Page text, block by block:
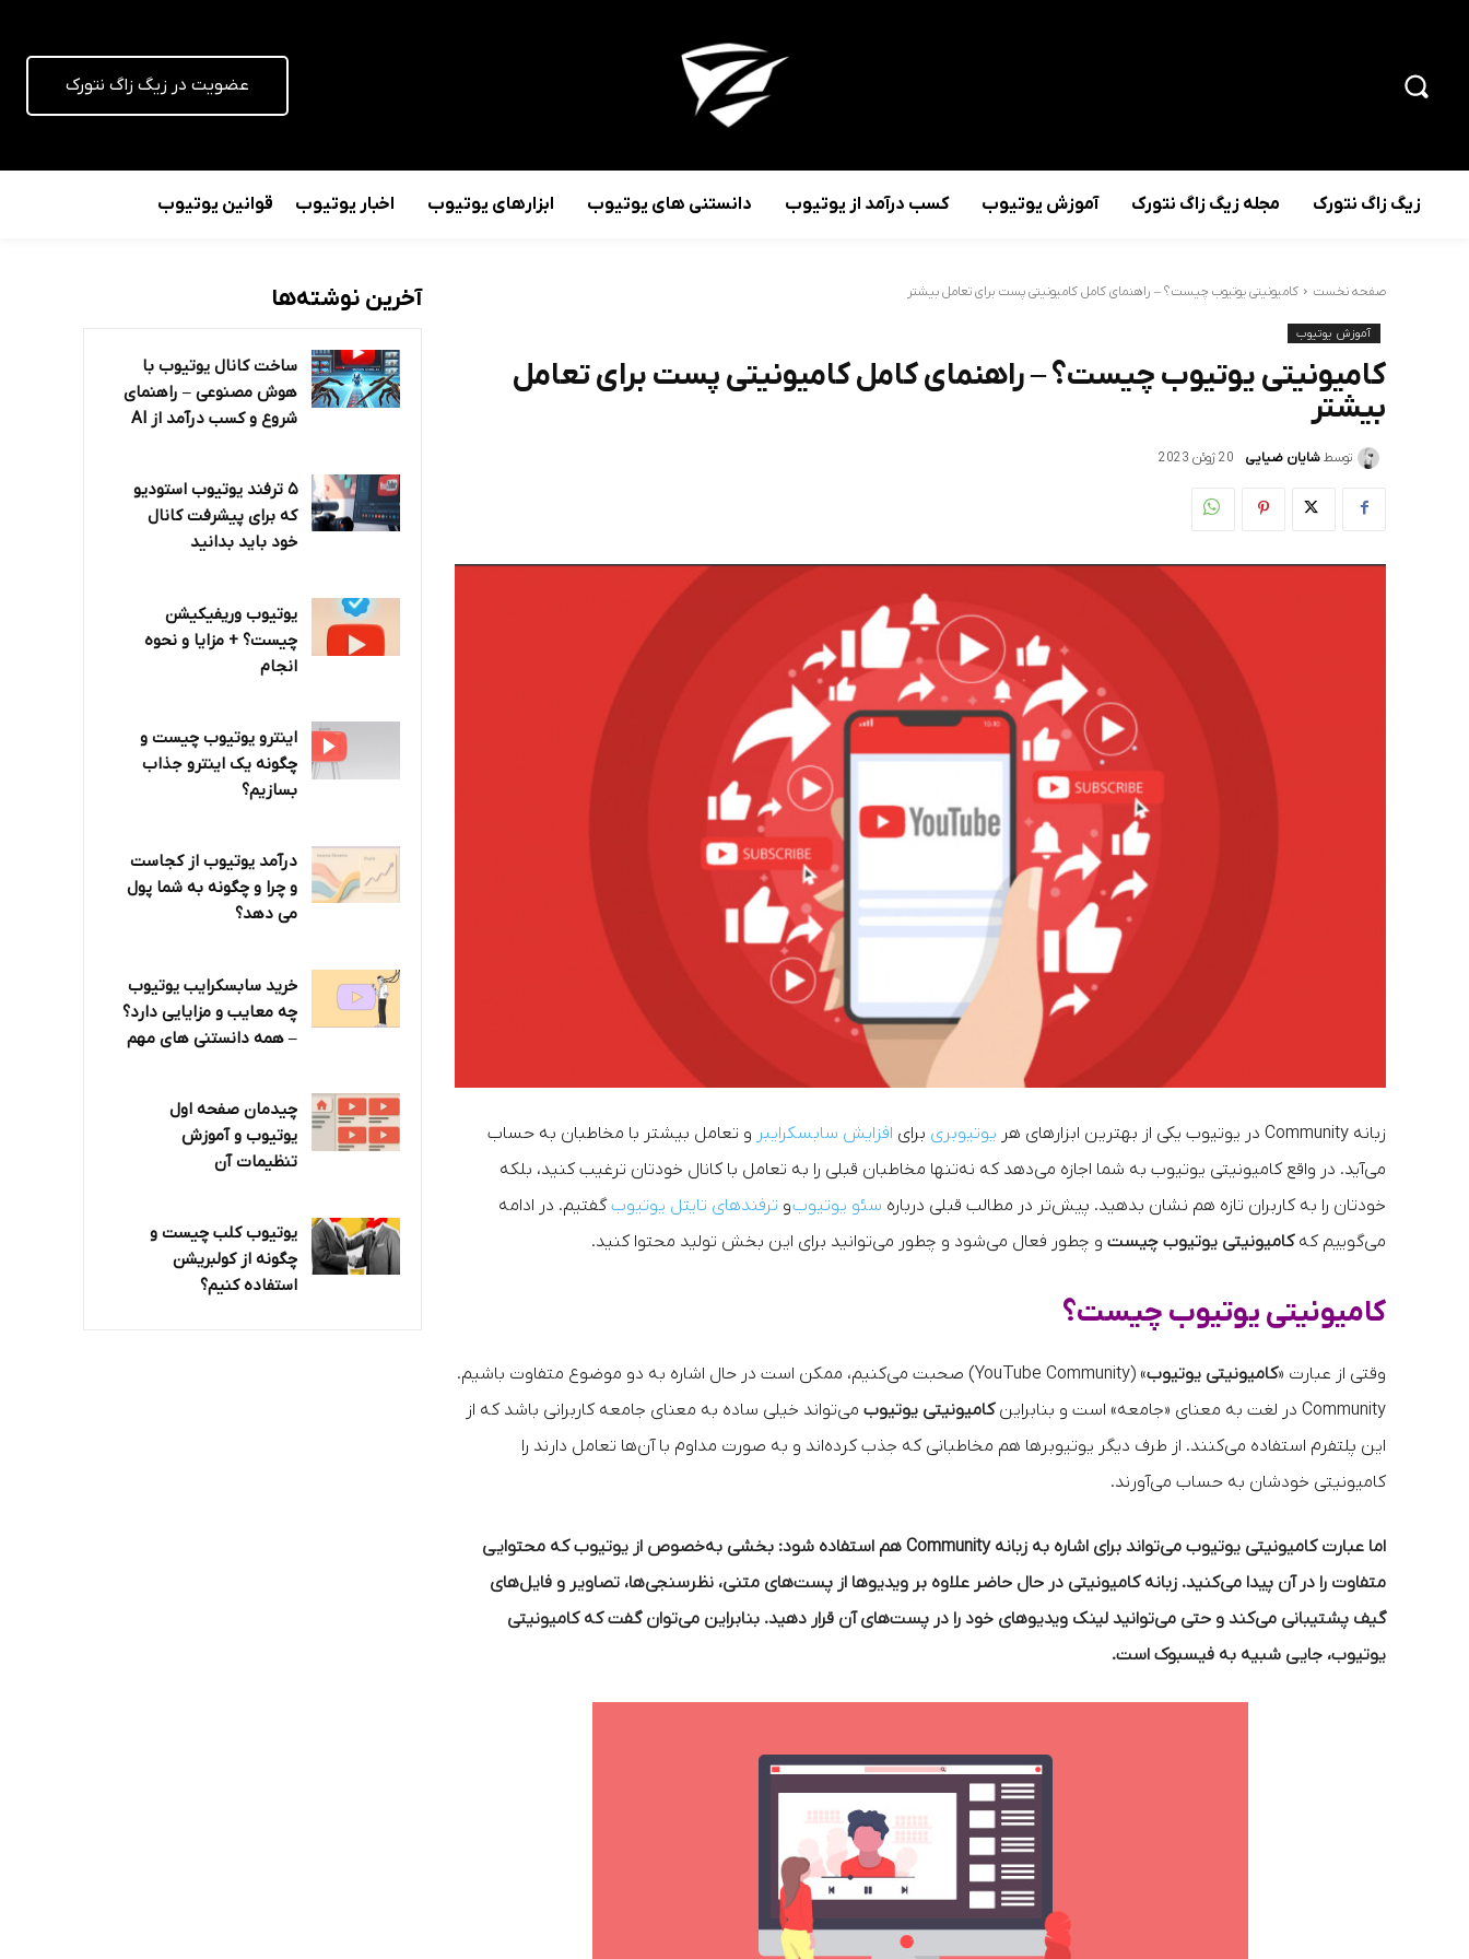
عضویت در زیگ زاگ نتورک
زیگ زاگ نتورک مجله زیگ زاگ نتورک آموزش یوتیوب کسب درآمد از یوتیوب دانستنی های یوتیوب ابزارهای یوتیوب اخبار یوتیوب قوانین یوتیوب
آخرین نوشته‌ها
ساخت کانال یوتیوب با
هوش مصنوعی – راهنمای
شروع و کسب درآمد از AI
۵ ترفند یوتیوب استودیو
که برای پیشرفت کانال
خود باید بدانید
یوتیوب وریفیکیشن
چیست؟ + مزایا و نحوه
انجام
اینترو یوتیوب چیست و
چگونه یک اینترو جذاب
بسازیم؟
درآمد یوتیوب از کجاست
و چرا و چگونه به شما پول
می دهد؟
خرید سابسکرایب یوتیوب
چه معایب و مزایایی دارد؟‌
– همه دانستنی های مهم
چیدمان صفحه اول
یوتیوب و آموزش
تنظیمات آن
یوتیوب کلب چیست و
چگونه از کولبریشن
استفاده کنیم؟
صفحه نخست کامیونیتی یوتیوب چیست؟ – راهنمای کامل کامیونیتی پست برای تعامل بیشتر
آموزش یوتیوب
کامیونیتی یوتیوب چیست؟ – راهنمای کامل کامیونیتی پست برای تعامل
بیشتر
توسطشایان ضیایی 20 ژوئن 2023
زبانه Community در یوتیوب یکی از بهترین ابزارهای هر یوتیوبری برای افزایش سابسکرایبر و تعامل بیشتر با مخاطبان به حساب
می‌آید. در واقع کامیونیتی یوتیوب به شما اجازه می‌دهد که نه‌تنها مخاطبان قبلی را به تعامل با کانال خودتان ترغیب کنید، بلکه
خودتان را به کاربران تازه هم نشان بدهید. پیش‌تر در مطالب قبلی درباره سئو یوتیوبو ترفندهای تایتل یوتیوبگفتیم. در ادامه
می‌گوییم که کامیونیتی یوتیوب چیست و چطور فعال می‌شود و چطور می‌توانید برای این بخش تولید محتوا کنید.
کامیونیتی یوتیوب چیست؟
وقتی از عبارت «کامیونیتی یوتیوب
» (YouTube Community) صحبت می‌کنیم، ممکن است در حال اشاره به دو موضوع متفاوت باشیم.
Community در لغت به معنای «جامعه» است و بنابراین
کامیونیتی یوتیوب می‌تواند خیلی ساده به معنای جامعه کاربرانی باشد که از
این پلتفرم استفاده می‌کنند. از طرف دیگر یوتیوبرها هم مخاطبانی که جذب کرده‌اند و به صورت مداوم با آن‌ها تعامل دارند را
کامیونیتی خودشان به حساب می‌آورند.
اما عبارت کامیونیتی یوتیوب می‌تواند برای اشاره به زبانه Community هم استفاده شود: بخشی به‌خصوص از یوتیوب که محتوایی
متفاوت را در آن پیدا می‌کنید. زبانه کامیونیتی در حال حاضر علاوه بر ویدیوها از پست‌های متنی، نظرسنجی‌ها،‌ تصاویر و فایل‌های
گیف پشتیبانی می‌کند و حتی می‌توانید لینک ویدیوهای خود را در پست‌های آن قرار دهید. بنابراین می‌توان گفت که کامیونیتی
یوتیوب، جایی شبیه به فیسبوک است.